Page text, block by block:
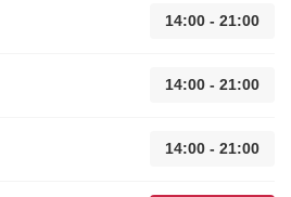
14:00 - 21:00
14:00 - 21:00
14:00 - 21:00